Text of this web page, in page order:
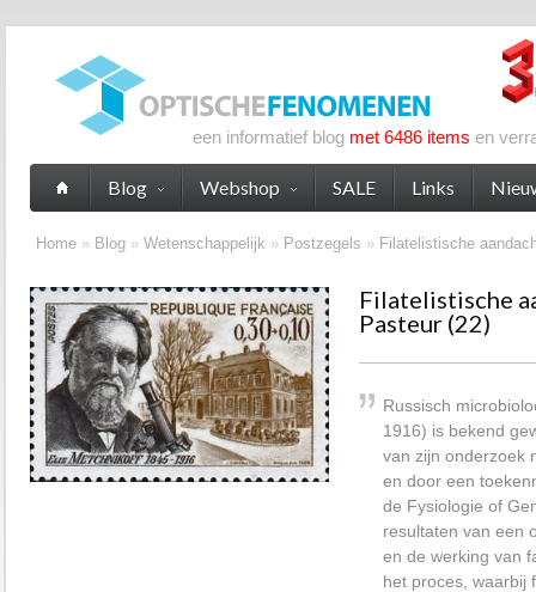
een informatief blog met 6486 items en
Home » Blog » Wetenschappelijk » Postzegels » Filatelistische
Filatelistische
Pasteur (22)
Russisch
1916) is bekend
van zijn onderzoek
en door een
de Fysiologie of
resultaten van een
en de werking van
het proces, waarbij
Blog Webshop SALE Links